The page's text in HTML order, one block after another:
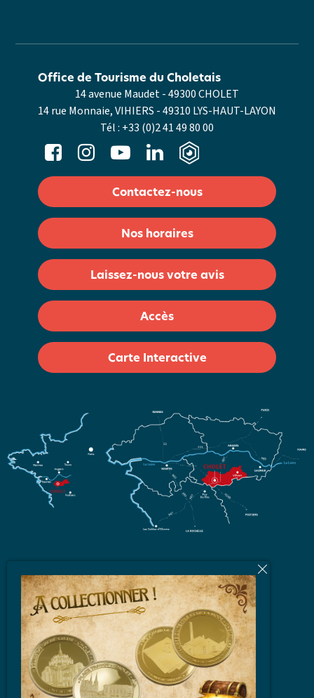
14 avenue Maudet - 49300 CHOLET
14 rue Monnaie, VIHIERS - 49310 LYS-HAUT-LAYON
Tél : +33 (0)2 41 49 80 00
Office de Tourisme du Choletais
Contactez-nous
Nos horaires
Laissez-nous votre avis
Accès
Carte Interactive
L'équipe
Brochures et Plans
Vidéos
Espace Partenaires